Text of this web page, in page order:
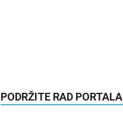
PODRŽITE RAD PORTALA